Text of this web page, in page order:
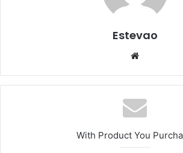
Estevao
Website
With Product You